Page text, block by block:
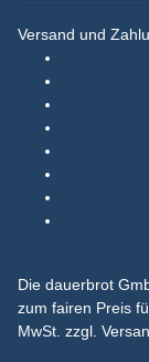
Versand und
Die dauerbrot
zum fairen Preis
MwSt. zzgl.